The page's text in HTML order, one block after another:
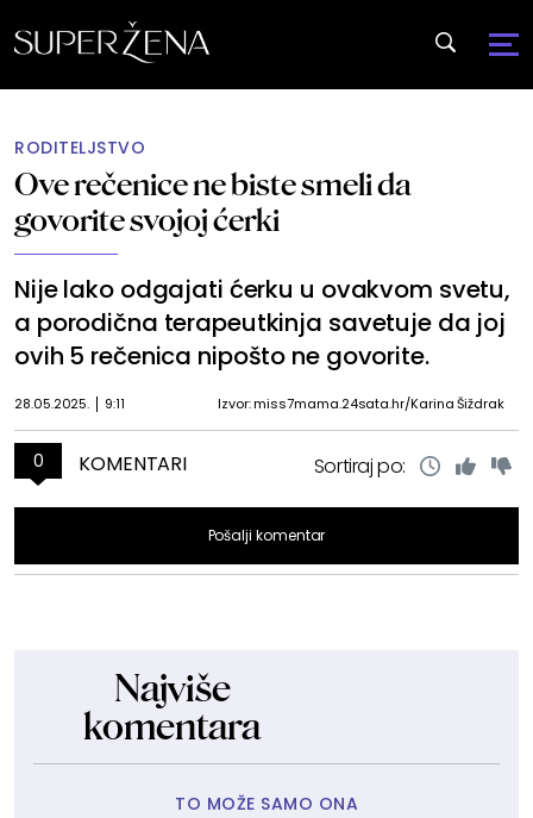
RODITELJSTVO
Ove rečenice ne biste smeli da
govorite svojoj ćerki
Nije lako odgajati ćerku u ovakvom svetu,
a porodična terapeutkinja savetuje da joj
ovih 5 rečenica nipošto ne govorite.
28.05.2025. 9:11 Izvor: miss7mama.24sata.hr/Karina Šiždrak
0 KOMENTARI Sortiraj po:
Pošalji komentar
Najviše
komentara
TO MOŽE SAMO ONA